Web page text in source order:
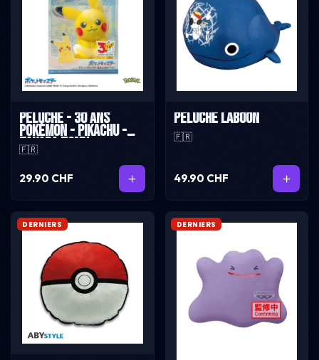
Peluche - 30 ans
Pokémon - Pikachu -
Takara Tomy
🇫🇷
29.90 CHF
Peluche Laboon
🇫🇷
49.90 CHF
DERNIERS DERNIERS